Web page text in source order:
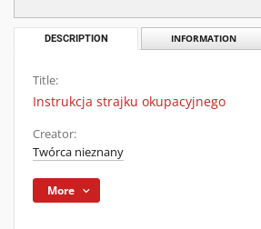
DESCRIPTION INFORMATION
Title:
Instrukcja strajku okupacyjnego
Creator:
Twórca nieznany
More